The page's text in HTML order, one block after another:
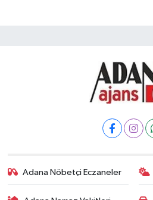
Adana Nöbetçi Eczaneler